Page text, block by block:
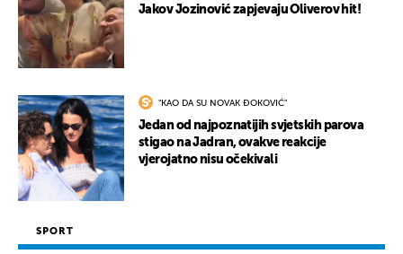
Jakov Jozinović zapjevaju Oliverov hit!
"KAO DA SU NOVAK ĐOKOVIĆ"
Jedan od najpoznatijih svjetskih parova
stigao na Jadran, ovakve reakcije
vjerojatno nisu očekivali
SPORT